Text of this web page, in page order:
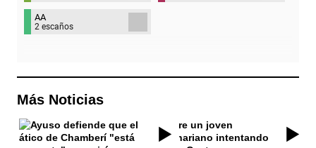
AA
2 escaños
Más Noticias